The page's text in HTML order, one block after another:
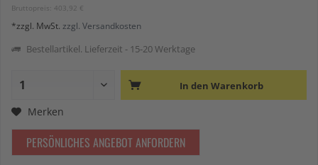
Bruttopreis: 403,92 €
*zzgl. MwSt. zzgl. Versandkosten
Bestellartikel. Lieferzeit - 15-20 Werktage
In den Warenkorb
Merken
PERSÖNLICHES ANGEBOT ANFORDERN